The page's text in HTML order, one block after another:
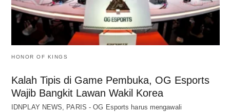
HONOR OF KINGS
Kalah Tipis di Game Pembuka, OG Esports
Wajib Bangkit Lawan Wakil Korea
IDNPLAY NEWS, PARIS - OG Esports harus mengawali